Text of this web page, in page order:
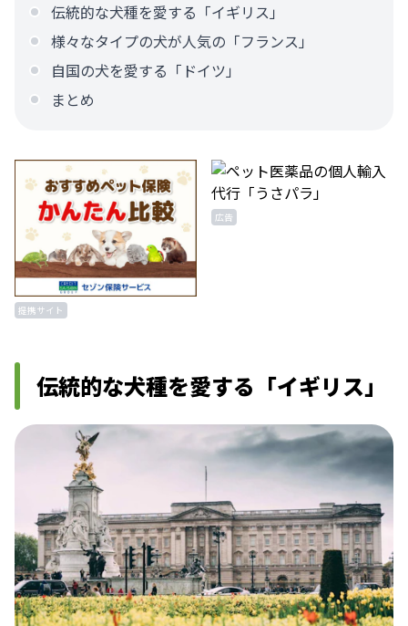
伝統的な犬種を愛する「イギリス」
様々なタイプの犬が人気の「フランス」
自国の犬を愛する「ドイツ」
まとめ
提携サイト
広告
伝統的な犬種を愛する「イギリス」